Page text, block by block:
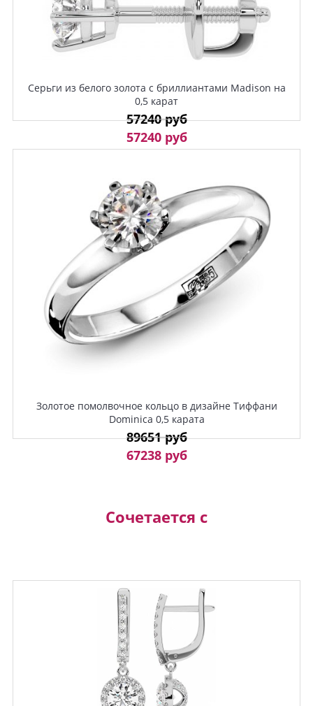
Серьги из белого золота с бриллиантами Madison на
0,5 карат
57240 руб
57240 руб
Золотое помолвочное кольцо в дизайне Тиффани
Dominica 0,5 карата
89651 руб
67238 руб
Сочетается с